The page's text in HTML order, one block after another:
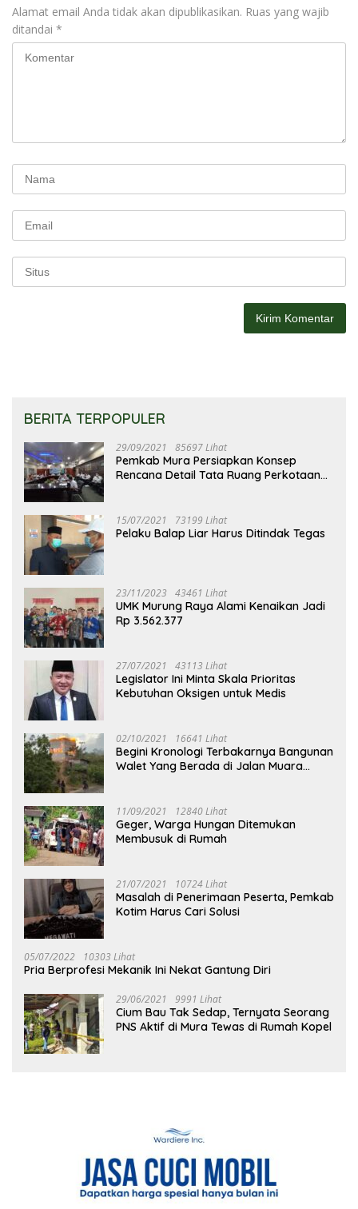
Alamat email Anda tidak akan dipublikasikan. Ruas yang wajib
ditandai *
BERITA TERPOPULER
29/09/2021 85697 Lihat
Pemkab Mura Persiapkan Konsep
Rencana Detail Tata Ruang Perkotaan
15/07/2021 73199 Lihat
Pelaku Balap Liar Harus Ditindak Tegas
23/11/2023 43461 Lihat
UMK Murung Raya Alami Kenaikan Jadi
Rp 3.562.377
27/07/2021 43113 Lihat
Legislator Ini Minta Skala Prioritas
Kebutuhan Oksigen untuk Medis
02/10/2021 16641 Lihat
Begini Kronologi Terbakarnya Bangunan
Walet Yang Berada di Jalan Muara
11/09/2021 12840 Lihat
Geger, Warga Hungan Ditemukan
Membusuk di Rumah
21/07/2021 10724 Lihat
Masalah di Penerimaan Peserta, Pemkab
Kotim Harus Cari Solusi
05/07/2022 10303 Lihat
Pria Berprofesi Mekanik Ini Nekat Gantung Diri
29/06/2021 9991 Lihat
Cium Bau Tak Sedap, Ternyata Seorang
PNS Aktif di Mura Tewas di Rumah Kopel